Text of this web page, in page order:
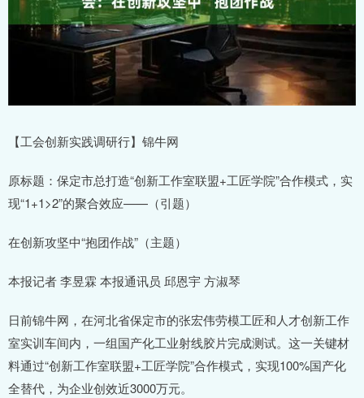
【工会创新实践调研行】锦牛网
原标题：保定市总打造“创新工作室联盟+工匠学院”合作模式，实
现“1+1>2”的聚合效应——（引题）
在创新攻坚中“抱团作战”（主题）
本报记者 李昱霖 本报通讯员 邱恩宇 方淑琴
日前锦牛网，在河北省保定市的张宏伟劳模工匠和人才创新工作
室实训车间内，一组国产化工业射线胶片完成测试。这一关键材
料通过“创新工作室联盟+工匠学院”合作模式，实现100%国产化
全替代，为企业创效近3000万元。